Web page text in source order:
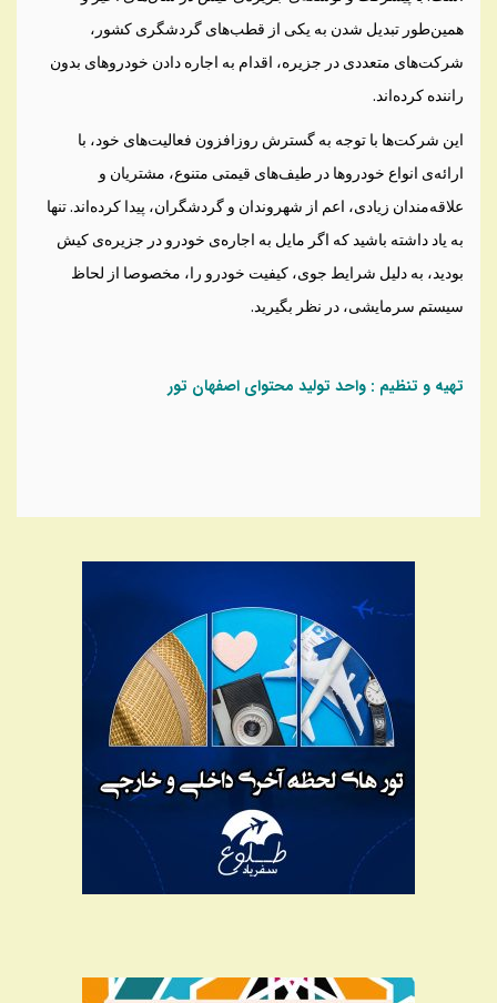
همین‌طور تبدیل شدن به یکی از قطب‌های گردشگری کشور،
شرکت‌های متعددی در جزیره، اقدام به اجاره دادن خودروهای بدون
راننده کرده‌اند.
این شرکت‌ها با توجه به گسترش روزافزون فعالیت‌های خود، با
ارائه‌ی انواع خودروها در طیف‌های قیمتی متنوع، مشتریان و
علاقه‌مندان زیادی، اعم از شهروندان و گردشگران، پیدا کرده‌اند. تنها
به یاد داشته باشید که اگر مایل به اجاره‌ی خودرو در جزیره‌ی کیش
بودید، به دلیل شرایط جوی، کیفیت خودرو را، مخصوصا از لحاظ
سیستم سرمایشی، در نظر بگیرید.
تهیه و تنظیم : واحد تولید محتوای اصفهان تور